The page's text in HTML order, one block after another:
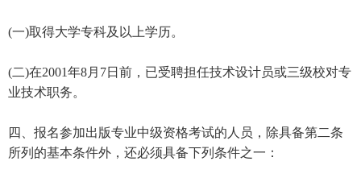
(一)取得大学专科及以上学历。
(二)在2001年8月7日前，已受聘担任技术设计员或三级校对专
业技术职务。
四、报名参加出版专业中级资格考试的人员，除具备第二条
所列的基本条件外，还必须具备下列条件之一：